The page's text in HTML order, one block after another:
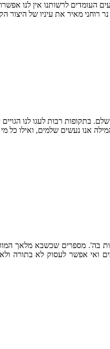
לרשותנו אין לנו
רוחני מאיר את עיניו של היצור
בתקופות רבות לעגו לנו
בה'. מספרים שכשבא מלאך
אפשר לעסוק לא בתורה ולא